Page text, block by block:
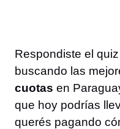
Respondiste el
buscando las
cuotas en
que hoy podrías
querés pagando